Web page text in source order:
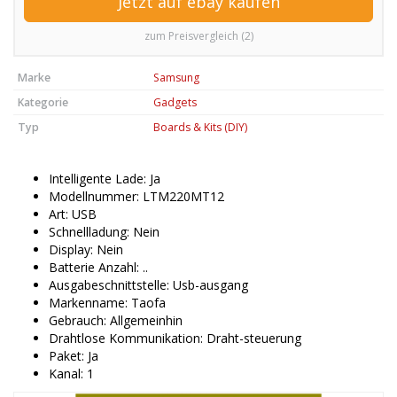
zum Preisvergleich (2)
Marke
Samsung
Kategorie
Gadgets
Typ
Boards & Kits (DIY)
Intelligente Lade: Ja
Modellnummer: LTM220MT12
Art: USB
Schnellladung: Nein
Display: Nein
Batterie Anzahl: ..
Ausgabeschnittstelle: Usb-ausgang
Markenname: Taofa
Gebrauch: Allgemeinhin
Drahtlose Kommunikation: Draht-steuerung
Paket: Ja
Kanal: 1